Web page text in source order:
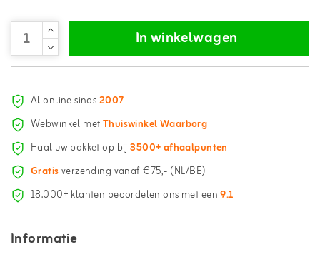
In winkelwagen
Al online sinds2007
Webwinkel metThuiswinkel Waarborg
Haal uw pakket op bij3500+ afhaalpunten
Gratisverzending vanaf €75,- (NL/BE)
18.000+ klanten beoordelen ons met een9.1
Informatie